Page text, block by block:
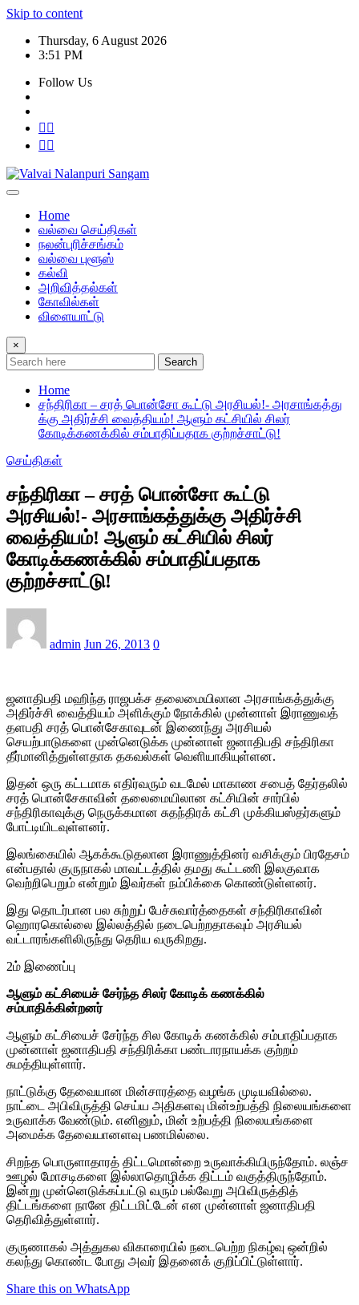
Skip to content
Thursday, 6 August 2026
3:51 PM
Follow Us
Home
வல்வை செய்திகள்
நலன்புரிச்சங்கம்
வல்வை புளூஸ்
கல்வி
அறிவித்தல்கள்
கோவில்கள்
விளையாட்டு
×
Search
Home
சந்திரிகா – சரத் பொன்சோ கூட்டு அரசியல்!- அரசாங்கத்து​
க்கு அதிர்ச்சி வைத்தியம்! ஆளும் கட்சியில் சிலர்
கோடிக்கணக்கில் சம்பாதிப்பதாக குற்றச்சாட்டு!
செய்திகள்
சந்திரிகா – சரத் பொன்சோ கூட்டு
அரசியல்!- அரசாங்கத்து​க்கு அதிர்ச்சி
வைத்தியம்! ஆளும் கட்சியில் சிலர்
கோடிக்கணக்கில் சம்பாதிப்பதாக
குற்றச்சாட்டு!
admin Jun 26, 2013 0
ஜனாதிபதி மஹிந்த ராஜபக்ச தலைமையிலான அரசாங்கத்துக்கு
அதிர்ச்சி வைத்தியம் அளிக்கும் நோக்கில் முன்னாள் இராணுவத்
தளபதி சரத் பொன்சேகாவுடன் இணைந்து அரசியல்
செயற்பாடுகளை முன்னெடுக்க முன்னாள் ஜனாதிபதி சந்திரிகா
தீர்மானித்துள்ளதாக தகவல்கள் வெளியாகியுள்ளன.
இதன் ஒரு கட்டமாக எதிர்வரும் வடமேல் மாகாண சபைத் தேர்தலில்
சரத் பொன்சேகாவின் தலைமையிலான கட்சியின் சார்பில்
சந்திரிகாவுக்கு நெருக்கமான சுதந்திரக் கட்சி முக்கியஸ்தர்களும்
போட்டியிடவுள்ளனர்.
இலங்கையில் ஆகக்கூடுதலான இராணுத்தினர் வசிக்கும் பிரதேசம்
என்பதால் குருநாகல் மாவட்டத்தில் தமது கூட்டணி இலகுவாக
வெற்றிபெறும் என்றும் இவர்கள் நம்பிக்கை கொண்டுள்ளனர்.
இது தொடர்பான பல சுற்றுப் பேச்சுவார்த்தைகள் சந்திரிகாவின்
ஹொரகொல்லை இல்லத்தில் நடைபெற்றதாகவும் அரசியல்
வட்டாரங்களிலிருந்து தெரிய வருகிறது.
2ம் இணைப்பு
ஆளும் கட்சியைச் சேர்ந்த சிலர் கோடிக் கணக்கில்
சம்பாதிக்கின்றனர்
ஆளும் கட்சியைச் சேர்ந்த சில கோடிக் கணக்கில் சம்பாதிப்பதாக
முன்னாள் ஜனாதிபதி சந்திரிக்கா பண்டாரநாயக்க குற்றம்
சுமத்தியுள்ளார்.
நாட்டுக்கு தேவையான மின்சாரத்தை வழங்க முடியவில்லை.
நாட்டை அபிவிருத்தி செய்ய அதிகளவு மின்உற்பத்தி நிலையங்களை
உருவாக்க வேண்டும். எனினும், மின் உற்பத்தி நிலையங்களை
அமைக்க தேவையானளவு பணமில்லை.
சிறந்த பொருளாதாரத் திட்டமொன்றை உருவாக்கியிருந்தோம். லஞ்ச
ஊழல் மோசடிகளை இல்லாதொழிக்க திட்டம் வகுத்திருந்தோம்.
இன்று முன்னெடுக்கப்பட்டு வரும் பல்வேறு அபிவிருத்தித்
திட்டங்களை நானே திட்டமிட்டேன் என முன்னாள் ஜனாதிபதி
தெரிவித்துள்ளார்.
குருணாகல் அத்துகல விகாரையில் நடைபெற்ற நிகழ்வு ஒன்றில்
கலந்து கொண்ட போது அவர் இதனைக் குறிப்பிட்டுள்ளார்.
Share this on WhatsApp